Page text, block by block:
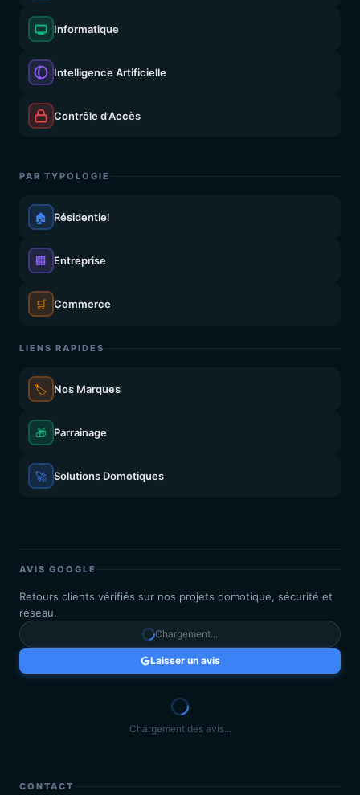
Informatique
Intelligence Artificielle
Contrôle d'Accès
PAR TYPOLOGIE
🏠 Résidentiel
🏢 Entreprise
🛒 Commerce
LIENS RAPIDES
🏷️ Nos Marques
🎁 Parrainage
🚀 Solutions Domotiques
AVIS GOOGLE
Retours clients vérifiés sur nos projets domotique, sécurité et
réseau.
Chargement...
Laisser un avis
Chargement des avis...
CONTACT